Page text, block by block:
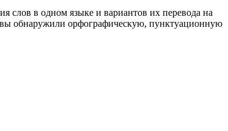
слов в одном языке и вариантов их перевода на
обнаружили орфографическую, пунктуационную